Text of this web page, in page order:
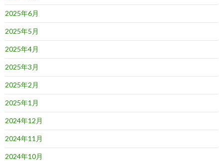
2025年6月
2025年5月
2025年4月
2025年3月
2025年2月
2025年1月
2024年12月
2024年11月
2024年10月